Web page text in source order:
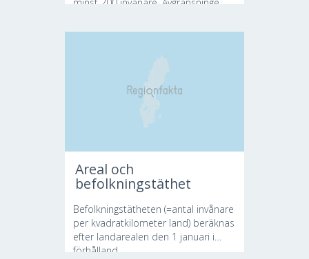
Areal och
befolkningstäthet
Befolkningstätheten (=antal invånare
per kvadratkilometer land) beräknas
efter landarealen den 1 januari i
förhålland...